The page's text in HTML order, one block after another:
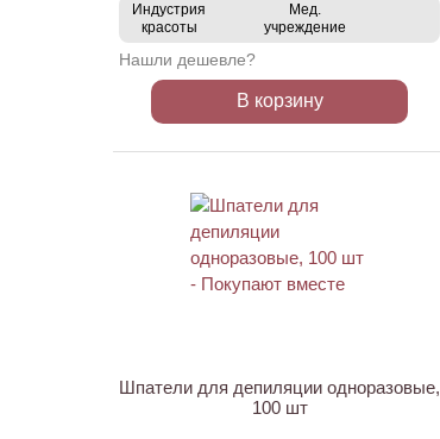
Индустрия
красоты
Мед.
учреждение
Нашли дешевле?
В корзину
Шпатели для депиляции одноразовые,
100 шт